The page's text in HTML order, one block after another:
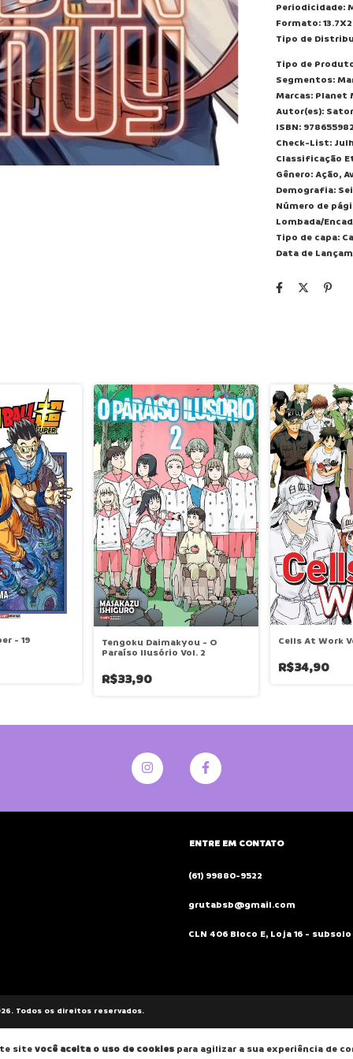
sitevocê aceita o uso de cookiespara agilizar a sua experiência de
Periodicidade:
Formato:
Tipo de
Tipo de
Segmentos:
Marcas: Planet
Autor(es):
ISBN:
Check-List:
Classificação
Gênero: Ação,
Demografia:
Número de
Lombada/
Tipo de capa:
Data de
- 19 Tengoku Daimakyou - O
Paraíso Ilusório Vol. 2
R$33,90
Cells At Work
R$34,90
ENTRE EM CONTATO
(61) 99880-9522
grutabsb@gmail.com
CLN 406 Bloco E, Loja 16 -
Todos os direitos reservados.